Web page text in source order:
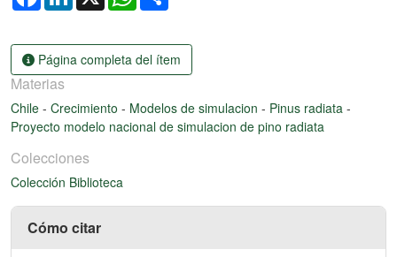
Página completa del ítem
Materias
Chile - Crecimiento - Modelos de simulacion - Pinus radiata -
Proyecto modelo nacional de simulacion de pino radiata
Colecciones
Colección Biblioteca
Cómo citar